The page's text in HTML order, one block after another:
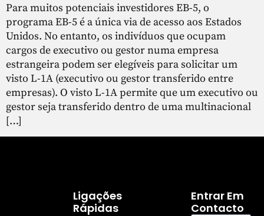
Para muitos potenciais investidores EB-5, o
programa EB-5 é a única via de acesso aos Estados
Unidos. No entanto, os indivíduos que ocupam
cargos de executivo ou gestor numa empresa
estrangeira podem ser elegíveis para solicitar um
visto L-1A (executivo ou gestor transferido entre
empresas). O visto L-1A permite que um executivo ou
gestor seja transferido dentro de uma multinacional
[…]
Ligações
Rápidas
Entrar Em
Contacto